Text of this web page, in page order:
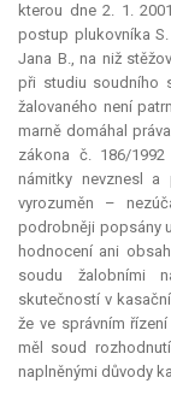
kterou dne 2. 1.
postup plukovníka
Jana B., na niž
při studiu soudního
žalovaného není
marně domáhal
zákona č. 186/
námitky nevznesl
vyrozuměn –
podrobněji popsány
hodnocení ani
soudu žalobními
skutečností v
že ve správním
měl soud
naplněnými důvody